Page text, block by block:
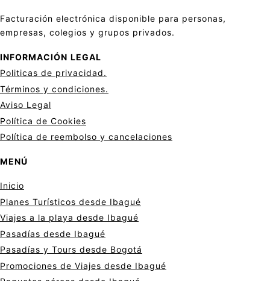
Facturación electrónica disponible para personas,
empresas, colegios y grupos privados.
INFORMACIÓN LEGAL
Politicas de privacidad.
Términos y condiciones.
Aviso Legal
Política de Cookies
Política de reembolso y cancelaciones
MENÚ
Inicio
Planes Turísticos desde Ibagué
Viajes a la playa desde Ibagué
Pasadías desde Ibagué
Pasadías y Tours desde Bogotá
Promociones de Viajes desde Ibagué